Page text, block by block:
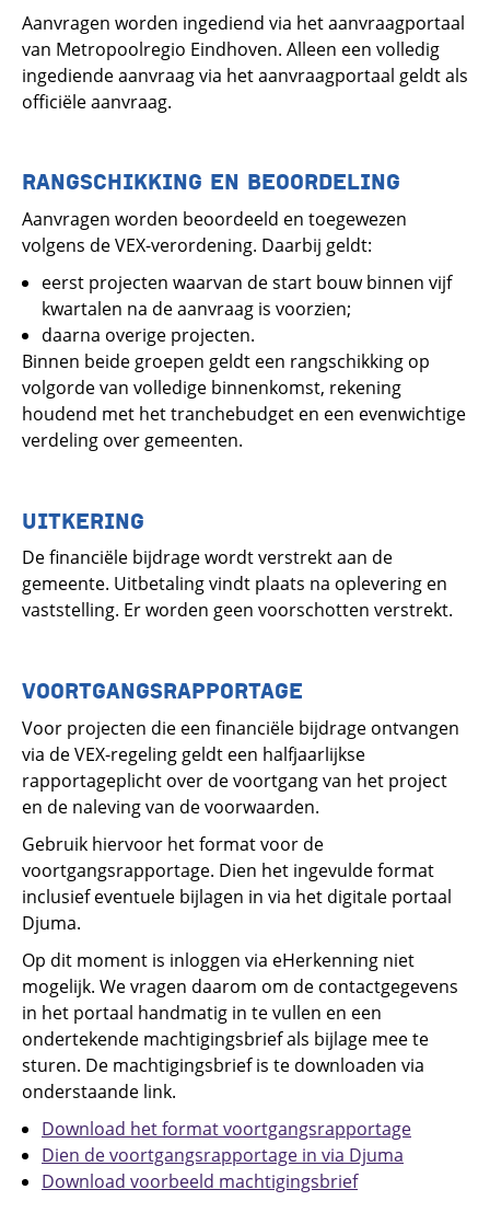
Aanvragen worden ingediend via het aanvraagportaal
van Metropoolregio Eindhoven. Alleen een volledig
ingediende aanvraag via het aanvraagportaal geldt als
officiële aanvraag.
RANGSCHIKKING EN BEOORDELING
Aanvragen worden beoordeeld en toegewezen
volgens de VEX-verordening. Daarbij geldt:
eerst projecten waarvan de start bouw binnen vijf
kwartalen na de aanvraag is voorzien;
daarna overige projecten.
Binnen beide groepen geldt een rangschikking op
volgorde van volledige binnenkomst, rekening
houdend met het tranchebudget en een evenwichtige
verdeling over gemeenten.
UITKERING
De financiële bijdrage wordt verstrekt aan de
gemeente. Uitbetaling vindt plaats na oplevering en
vaststelling. Er worden geen voorschotten verstrekt.
VOORTGANGSRAPPORTAGE
Voor projecten die een financiële bijdrage ontvangen
via de VEX-regeling geldt een halfjaarlijkse
rapportageplicht over de voortgang van het project
en de naleving van de voorwaarden.
Gebruik hiervoor het format voor de
voortgangsrapportage. Dien het ingevulde format
inclusief eventuele bijlagen in via het digitale portaal
Djuma.
Op dit moment is inloggen via eHerkenning niet
mogelijk. We vragen daarom om de contactgegevens
in het portaal handmatig in te vullen en een
ondertekende machtigingsbrief als bijlage mee te
sturen. De machtigingsbrief is te downloaden via
onderstaande link.
Download het format voortgangsrapportage
Dien de voortgangsrapportage in via Djuma
Download voorbeeld machtigingsbrief